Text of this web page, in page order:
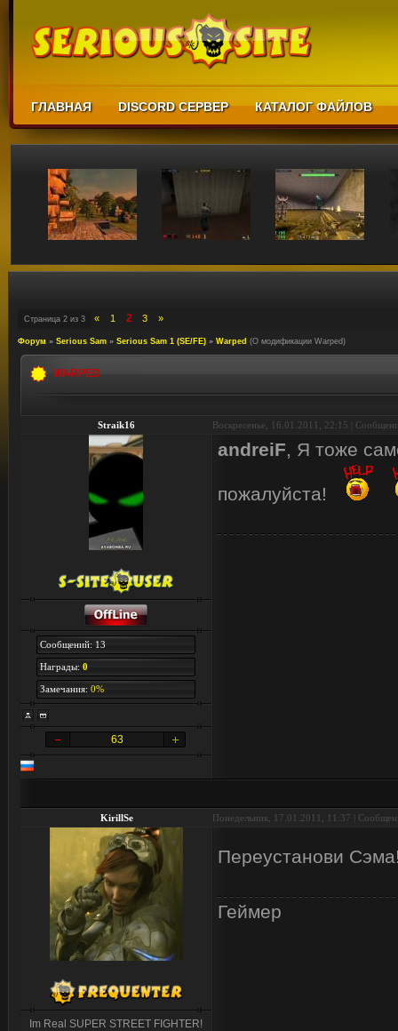
ГЛАВНАЯ DISCORD СЕРВЕР КАТАЛОГ ФАЙЛОВ
Страница 2 из 3 « 1 2 3 »
Форум » Serious Sam » Serious Sam 1 (SE/FE) » Warped (О модификации Warped)
WARPED
Straik16 Воскресенье, 16.01.2011, 22:15 |
Сообщений: 13
Награды: 0
Замечания: 0%
63
andreiF, Я тоже
пожалуйста!
KirillSe Понедельник, 17.01.2011, 11:37 |
Im Real SUPER STREET FIGHTER!
Переустанови
Геймер